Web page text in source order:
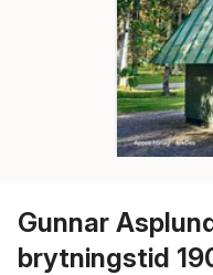
Gunnar
brytningstid